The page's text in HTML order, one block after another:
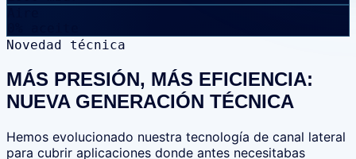
Novedad técnica
MÁS PRESIÓN, MÁS EFICIENCIA:
NUEVA GENERACIÓN TÉCNICA
Hemos evolucionado nuestra tecnología de canal lateral
para cubrir aplicaciones donde antes necesitabas